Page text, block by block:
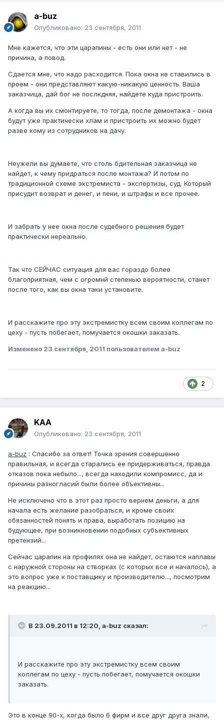
a-buz
Опубликовано: 23 сентября, 2011
Мне кажется, что эти царапины - есть они или нет - не
причина, а повод.
Сдается мне, что надо расходится. Пока окна не ставились в
проем - они представляют какую-никакую ценность. Ваша
заказчица, дай бог не послкдняя, найдете куда пристроить.
А когда вы их смонтируете, то тогда, после демонтажа - окна
будут уже практически хлам и пристроить их можно будет
разве кому из сотрудников на дачу.
Неужели вы думаете, что столь бдительная заказчица не
найдет, к чему придраться после монтажа? И потом по
традиционной схеме экстремиста - экспертизы, суд. Который
присудит возврат и денег, и пени, и штрафы и все прочее.
И забрать у нее окна после судебного решения будет
практически нереально.
Так что СЕЙЧАС ситуация для вас гораздо более
благоприятная, чем с огромнй степенью вероятности, станет
после того, как вы окна таки установите.
И расскажите про эту экстремистку всем своим коллегам по
цеху - пусть побегает, помучается окошки заказать.
Изменено 23 сентября, 2011 пользователем a-buz
2
KAA
Опубликовано: 23 сентября, 2011
a-buz : Спасибо за ответ! Точка зрения совершенно
правильная, и всегда старались ее придерживаться, правда
отказов пока небыло..., всегда находили компромисс, да и
причины разногласий были более объективны...
Не исключено что в этот раз просто вернем деньги, а для
начала есть желание разобраться, и кроме своих
обязанностей понять и права, выработать позицию на
будующее, при возникновении подобных субъективных
претензий...
Сейчас царапин на профилях она не найдет, остаются наплавы
с наружной стороны на створках (с которых все и началось), а
это вопрос уже к поставщику и производителю..., посмотрим
на реакцию...
В 23.09.2011 в 12:20, a-buz сказал:
И расскажите про эту экстремистку всем своим
коллегам по цеху - пусть побегает, помучается окошки
заказать.
Это в конце 90-х, когда было 6 фирм и все друг друга знали,